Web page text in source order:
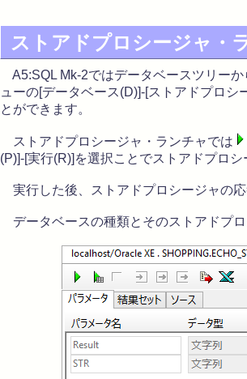
ストアドプロシージャ・
A5:SQL Mk-2ではデータベースツリー
ューの[データベース(D)]-[ストアドプロ
とができます。
ストアドプロシージャ・ランチャでは
(P)]-[実行(R)]を選択ことでストアドプロ
実行した後、ストアドプロシージャの応
データベースの種類とそのストアドプ